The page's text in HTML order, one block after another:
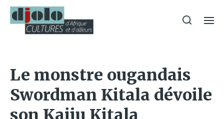
Le monstre ougandais
Swordman Kitala dévoile
son Kaiju Kitala